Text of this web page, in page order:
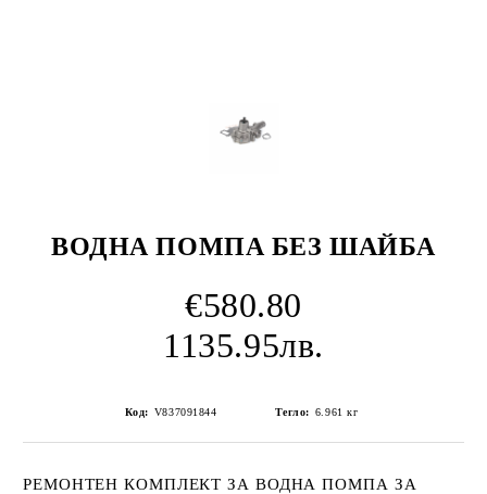
ВОДНА ПОМПА БЕЗ ШАЙБА
€580.80
1135.95лв.
Код: V837091844 Тегло: 6.961 кг
РЕМОНТЕН КОМПЛЕКТ ЗА ВОДНА ПОМПА ЗА